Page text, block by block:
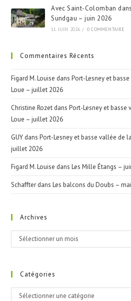
Avec Saint-Colomban
Sundgau – juin 2026
11 JUIN 2026 / 0 COMMENTAIRE
Commentaires Récents
Figard M. Louise dans Port-Lesney et
Loue – juillet 2026
Christine Rozet dans Port-Lesney et basse
Loue – juillet 2026
GUY dans Port-Lesney et basse vallée de
juillet 2026
Figard M. Louise dans Les Mille Étangs –
Schaffter dans Les balcons du Doubs –
Archives
Archives
Sélectionner un mois
Catégories
Catégories
Sélectionner une catégorie